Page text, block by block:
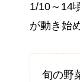
1/10～14
が動き始
旬の野